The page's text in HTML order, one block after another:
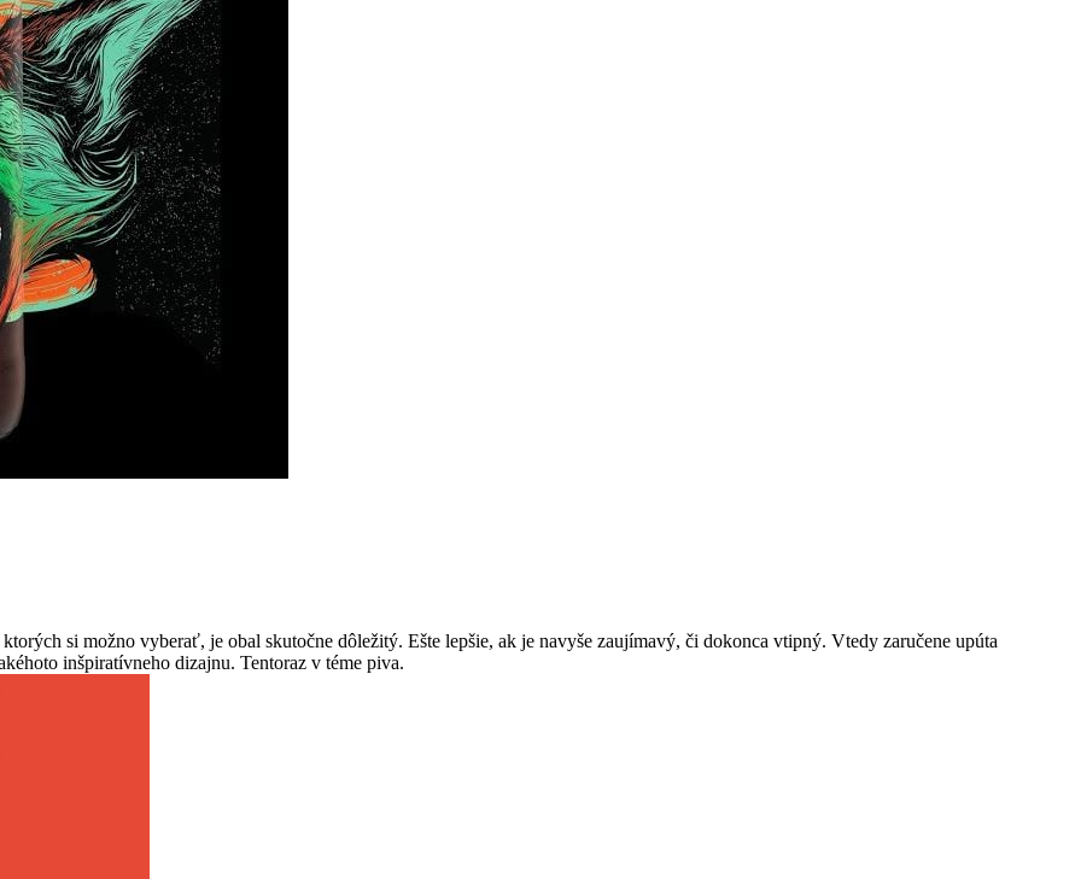
si možno vyberať, je obal skutočne dôležitý. Ešte lepšie, ak je navyše zaujímavý, či dokonca vtipný. Vtedy zaručene upúta
inšpiratívneho dizajnu. Tentoraz v téme piva.